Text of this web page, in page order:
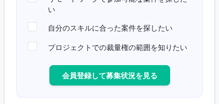
い
自分のスキルに合った案件を探したい
プロジェクトでの裁量権の範囲を知りたい
会員登録して募集状況を見る